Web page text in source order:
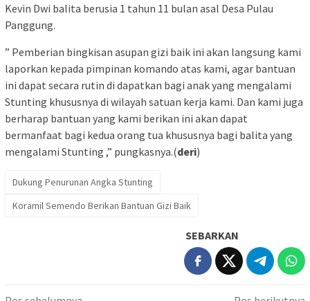
Kevin Dwi balita berusia 1 tahun 11 bulan asal Desa Pulau
Panggung.
” Pemberian bingkisan asupan gizi baik ini akan langsung kami
laporkan kepada pimpinan komando atas kami, agar bantuan
ini dapat secara rutin di dapatkan bagi anak yang mengalami
Stunting khususnya di wilayah satuan kerja kami. Dan kami juga
berharap bantuan yang kami berikan ini akan dapat
bermanfaat bagi kedua orang tua khususnya bagi balita yang
mengalami Stunting ,” pungkasnya.(deri)
Dukung Penurunan Angka Stunting
Koramil Semendo Berikan Bantuan Gizi Baik
SEBARKAN